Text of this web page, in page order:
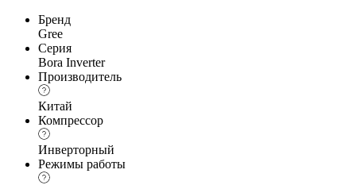
Бренд
Gree
Серия
Bora Inverter
Производитель
Китай
Компрессор
Инверторный
Режимы работы